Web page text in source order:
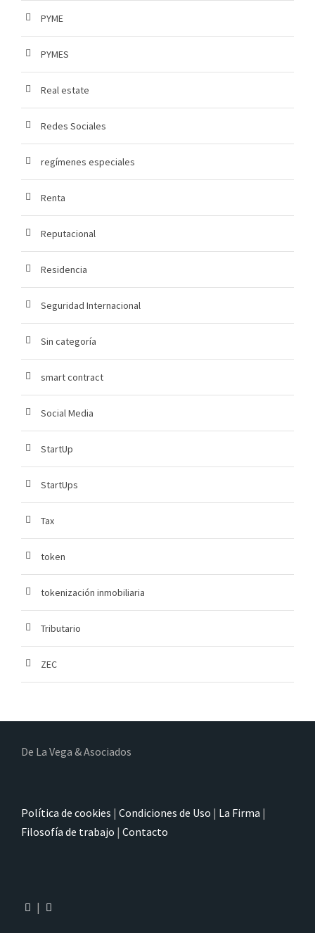
PYME
PYMES
Real estate
Redes Sociales
regímenes especiales
Renta
Reputacional
Residencia
Seguridad Internacional
Sin categoría
smart contract
Social Media
StartUp
StartUps
Tax
token
tokenización inmobiliaria
Tributario
ZEC
De La Vega & Asociados
Política de cookies | Condiciones de Uso | La Firma |
Filosofía de trabajo | Contacto
|